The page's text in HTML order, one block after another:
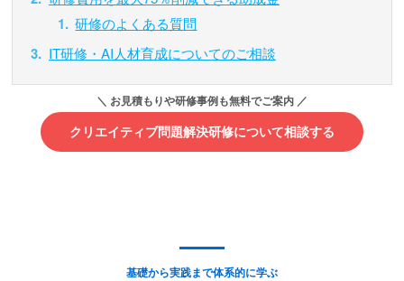
研修のよくある質問
IT研修・AI人材育成についてのご相談
クリエイティブ問題解決研修について相談する
基礎から実践まで体系的に学ぶ